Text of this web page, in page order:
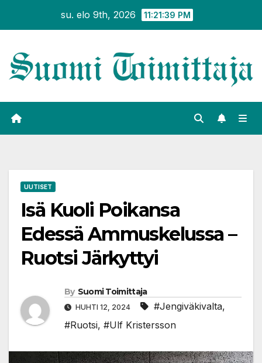
su. elo 9th, 2026 11:21:40 PM
UUTISET
Isä Kuoli Poikansa
Edessä Ammuskelussa –
Ruotsi Järkyttyi
By Suomi Toimittaja
HUHTI 12, 2024 #Jengiväkivalta,
#Ruotsi, #Ulf Kristersson